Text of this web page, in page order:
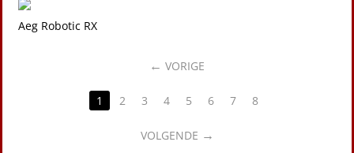
Aeg Robotic RX
VORIGE
1 2 3 4 5 6 7 8
VOLGENDE